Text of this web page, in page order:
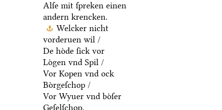
Alſe mit ſpreken einen
andern krencken.
Welcker nicht
vorderuen wil /
De hoͤde ſick vor
Loͤgen vnd Spil /
Vor Kopen vnd ock
Boͤrgeſchop /
Vor Wyuer vnd boͤſer
Geſelſchop.